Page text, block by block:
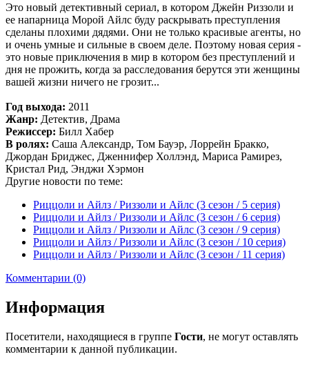
Это новый детективный сериал, в котором Джейн Риззоли и
ее напарница Морой Айлс буду раскрывать преступления
сделаны плохими дядями. Они не только красивые агенты, но
и очень умные и сильные в своем деле. Поэтому новая серия -
это новые приключения в мир в котором без преступлений и
дня не прожить, когда за расследования берутся эти женщины
вашей жизни ничего не грозит...
Год выхода: 2011
Жанр: Детектив, Драма
Режиссер: Билл Хабер
В ролях: Саша Александр, Том Бауэр, Лоррейн Бракко,
Джордан Бриджес, Дженнифер Холлэнд, Мариса Рамирез,
Кристал Рид, Энджи Хэрмон
Другие новости по теме:
Риццоли и Айлз / Риззоли и Айлс (3 сезон / 5 серия)
Риццоли и Айлз / Риззоли и Айлс (3 сезон / 6 серия)
Риццоли и Айлз / Риззоли и Айлс (3 сезон / 9 серия)
Риццоли и Айлз / Риззоли и Айлс (3 сезон / 10 серия)
Риццоли и Айлз / Риззоли и Айлс (3 сезон / 11 серия)
Комментарии (0)
Информация
Посетители, находящиеся в группе Гости, не могут оставлять
комментарии к данной публикации.